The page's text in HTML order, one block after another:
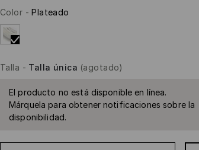
Color -Plateado
Talla - Talla única (agotado)
El producto no está disponible en línea.
Márquela para obtener notificaciones sobre la
disponibilidad.